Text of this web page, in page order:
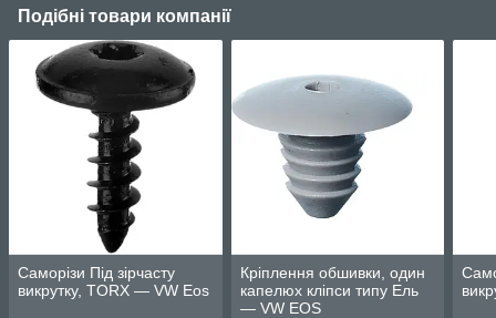
Подібні товари компанії
Саморізи Під зірчасту
викрутку, TORX — VW Eos
Кріплення обшивки, один
капелюх кліпси типу Ель
— VW EOS